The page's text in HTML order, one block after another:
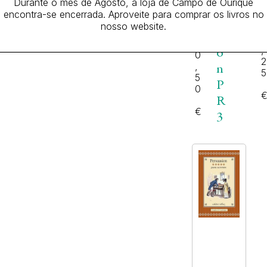
0
5
0
€
n
a
u
a
o
n
P
R
3
,
2
5
Durante o mês de Agosto, a loja de Campo de Ourique
encontra-se encerrada. Aproveite para comprar os livros no
nosso website.